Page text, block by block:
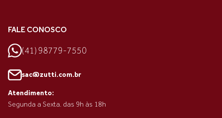
FALE CONOSCO
(41) 98779-7550
sac@zutti.com.br
Atendimento:
Segunda a Sexta. das 9h às 18h